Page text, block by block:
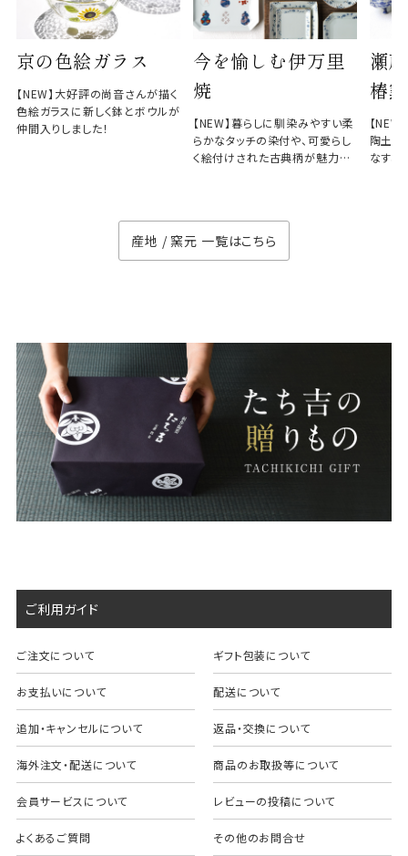
京の色絵ガラス
【NEW】大好評の尚音さんが描く
色絵ガラスに新しく鉢とボウルが
仲間入りしました！
今を愉しむ伊万里
焼
【NEW】暮らしに馴染みやすい柔
らかなタッチの染付や、可愛らし
く絵付けされた古典柄が魅力の
瀬
椿窯
【
陶土と
なす、
産地 / 窯元 一覧はこちら
ご利用ガイド
ご注文について ギフト包装について
お支払いについて 配送について
追加・キャンセルについて 返品・交換について
海外注文・配送について 商品のお取扱等について
会員サービスについて レビューの投稿について
よくあるご質問 その他のお問合せ